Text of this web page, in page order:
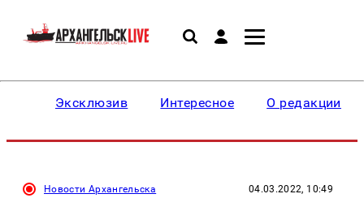
Эксклюзив Интересное О редакции
Новости Архангельска 04.03.2022, 10:49